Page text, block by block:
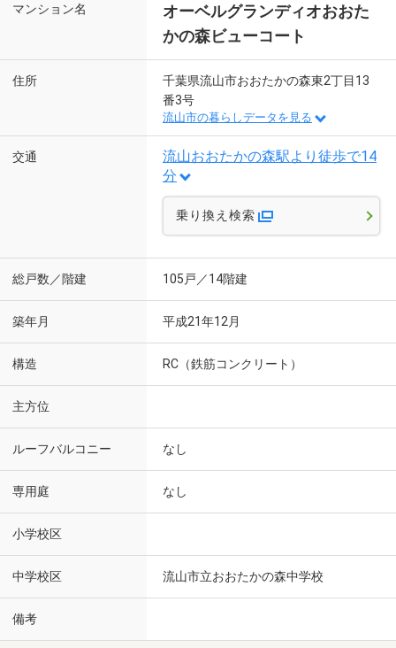
マンション名
オーベルグランディオおおた
かの森ビューコート
住所
千葉県流山市おおたかの森東2丁目13
番3号
流山市の暮らしデータを見る
交通
流山おおたかの森駅より徒歩で14
分
乗り換え検索
総戸数／階建 105戸／14階建
築年月 平成21年12月
構造 RC（鉄筋コンクリート）
主方位
ルーフバルコニー なし
専用庭 なし
小学校区
中学校区 流山市立おおたかの森中学校
備考